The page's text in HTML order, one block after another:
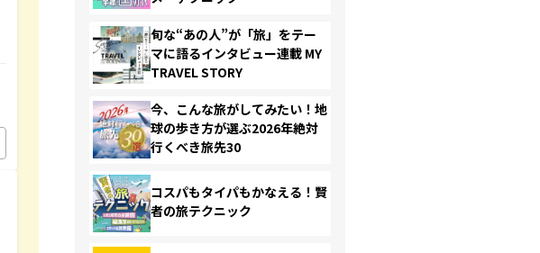
旬な“あの人”が「旅」をテー
マに語るインタビュー連載 MY
TRAVEL STORY
今、こんな旅がしてみたい！地
球の歩き方が選ぶ2026年絶対
行くべき旅先30
コスパもタイパもかなえる！賢
者の旅テクニック